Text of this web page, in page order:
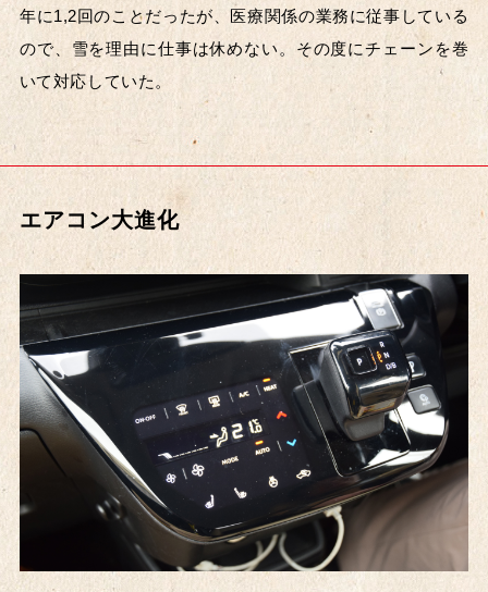
〜1960's 1970's～
1980's～ 1990's～
2000's～
2020's～
年に1,2回のことだったが、医療関係の業務に従事している
ので、雪を理由に仕事は休めない。その度にチェーンを巻
いて対応していた。
エアコン大進化